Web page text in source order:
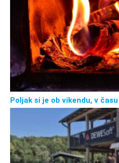
Poljak si je ob vikendu, v